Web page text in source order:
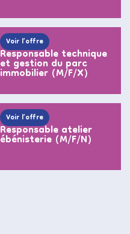
Voir l’offre
Responsable technique
et gestion du parc
immobilier (M/F/X)
Voir l’offre
Responsable atelier
ébénisterie (M/F/N)